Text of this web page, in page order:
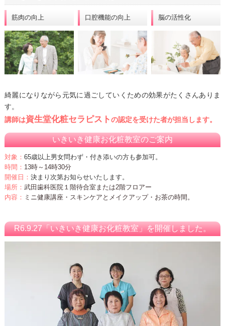
筋肉の向上 口腔機能の向上 脳の活性化
綺麗になりながら元気に過ごしていくための効果がたくさんありま
す。
講師は資生堂化粧セラピストの認定を受けた者が担当します。
いきいき健康お化粧教室のご案内
対象： 65歳以上男女問わず・付き添いの方も参加可。
時間： 13時～14時30分
開催日： 決まり次第お知らせいたします。
場所： 武田歯科医院１階待合室または2階フロアー
内容： ミニ健康講座・スキンケアとメイクアップ・お茶の時間。
R6.9.27「いきいき健康お化粧教室」を開催しました。